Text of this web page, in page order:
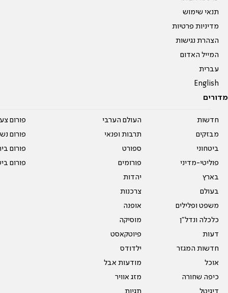
תנאי שימוש
מדיניות פרטיות
הצהרת נגישות
המייל האדום
עברית
English
מדורים
חדשות
מבזקים
ביטחוני
פוליטי-מדיני
בארץ
בעולם
משפט ופלילים
כלכלה ונדל"ן
דעות
חדשות המגזר
אוכל
כיפה שחורה
העולם הערבי
תרבות ופנאי
ספורט
פורומים
יהדות
צרכנות
אופנה
מוסיקה
פיוטקאסט
ילדודס
מודעות אבל
מזג אוויר
פורום
פורום
פורום
פורום